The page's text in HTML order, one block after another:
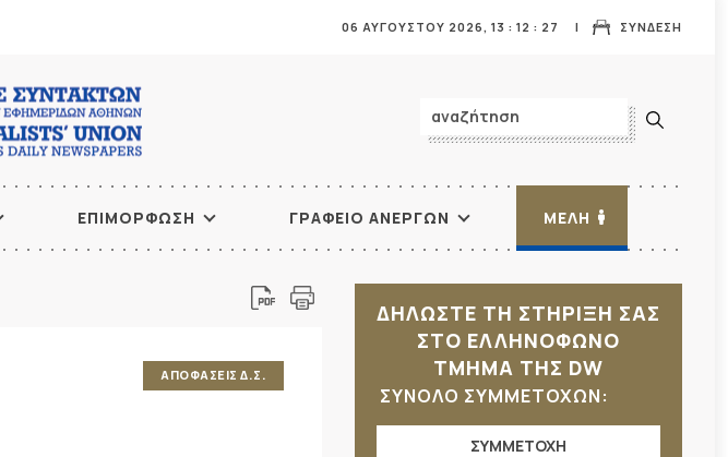
ΣΥΝΔΕΣΗ
06 ΑΥΓΟΥΣΤΟΥ 2026, 13 : 12 : 29
ΕΠΙΜΟΡΦΩΣΗ ΓΡΑΦΕΙΟ ΑΝΕΡΓΩΝ ΜΕΛΗ
ΑΠΟΦΑΣΕΙΣ Δ.Σ.
ΔΗΛΩΣΤΕ ΤΗ ΣΤΗΡΙΞΗ ΣΑΣ
ΣΤΟ ΕΛΛΗΝΟΦΩΝΟ
ΤΜΗΜΑ ΤΗΣ DW
ΣΥΝΟΛΟ ΣΥΜΜΕΤΟΧΩΝ:
ΣΥΜΜΕΤΟΧΗ